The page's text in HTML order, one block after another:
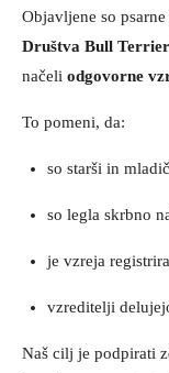
Objavljene so
Društva Bull
načeli odgovorne
To pomeni, da:
so starši in
so legla skrbno
je vzreja
vzreditelji
Naš cilj je podpirati